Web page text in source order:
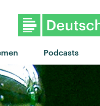
Podcasts